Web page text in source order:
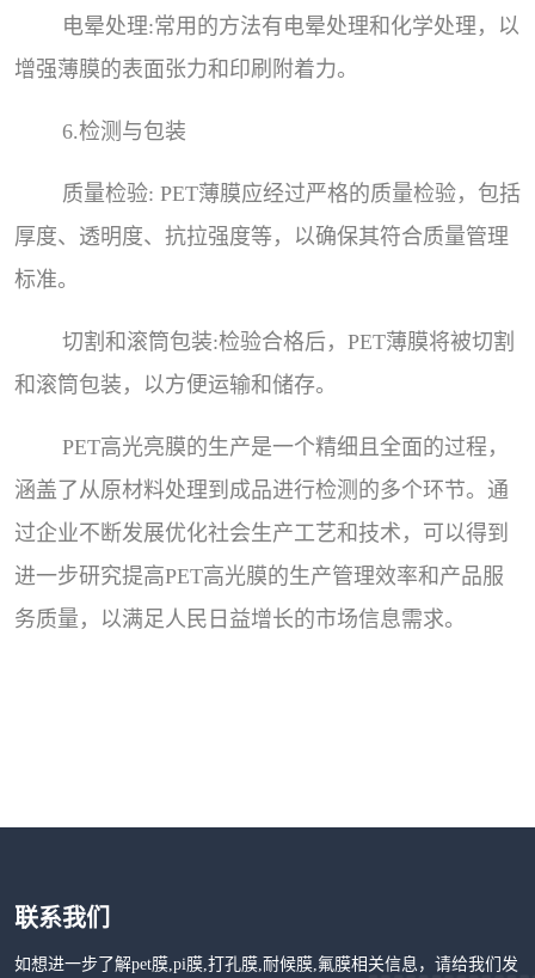
电晕处理:常用的方法有电晕处理和化学处理，以
增强薄膜的表面张力和印刷附着力。
6.检测与包装
质量检验: PET薄膜应经过严格的质量检验，包括
厚度、透明度、抗拉强度等，以确保其符合质量管理
标准。
切割和滚筒包装:检验合格后，PET薄膜将被切割
和滚筒包装，以方便运输和储存。
PET高光亮膜的生产是一个精细且全面的过程，
涵盖了从原材料处理到成品进行检测的多个环节。通
过企业不断发展优化社会生产工艺和技术，可以得到
进一步研究提高PET高光膜的生产管理效率和产品服
务质量，以满足人民日益增长的市场信息需求。
联系我们
如想进一步了解pet膜,pi膜,打孔膜,耐候膜,氟膜相关信息，请给我们发